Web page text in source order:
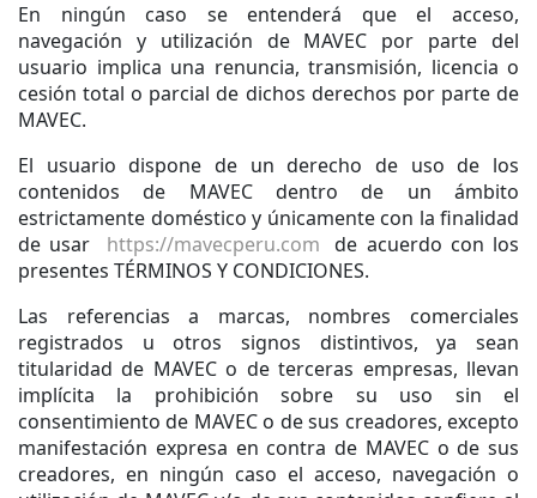
En ningún caso se entenderá que el acceso,
navegación y utilización de MAVEC por parte del
usuario implica una renuncia, transmisión, licencia o
cesión total o parcial de dichos derechos por parte de
MAVEC.
El usuario dispone de un derecho de uso de los
contenidos de MAVEC dentro de un ámbito
estrictamente doméstico y únicamente con la finalidad
de usar
https://mavecperu.com
de acuerdo con los
presentes TÉRMINOS Y CONDICIONES.
Las referencias a marcas, nombres comerciales
registrados u otros signos distintivos, ya sean
titularidad de MAVEC o de terceras empresas, llevan
implícita la prohibición sobre su uso sin el
consentimiento de MAVEC o de sus creadores, excepto
manifestación expresa en contra de MAVEC o de sus
creadores, en ningún caso el acceso, navegación o